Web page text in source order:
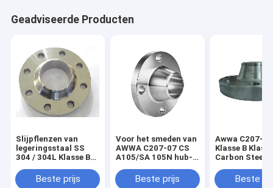
Geadviseerde Producten
Slijpflenzen van
legeringsstaal SS
304 / 304L Klasse B
Beste prijs
Voor het smeden van
AWWA C207-07 CS
A105/SA 105N hub-
Beste prijs
Awwa C207-
Klasse B
Carbon Steel
Beste